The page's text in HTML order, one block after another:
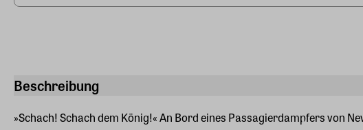
Beschreibung
»Schach! Schach dem König!« An Bord eines Passagierdampfers von